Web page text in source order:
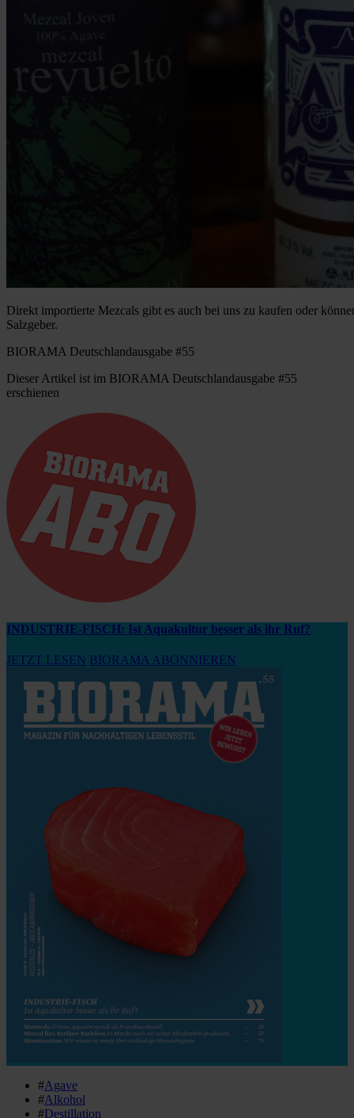
Direkt importierte Mezcals gibt es auch bei uns zu kaufen oder
Salzgeber.
BIORAMA Deutschlandausgabe #55
Dieser Artikel ist im BIORAMA Deutschlandausgabe #55
erschienen
INDUSTRIE-FISCH: Ist Aquakultur besser als ihr Ruf?
JETZT LESEN BIORAMA ABONNIEREN
#Agave
#Alkohol
#Destillation